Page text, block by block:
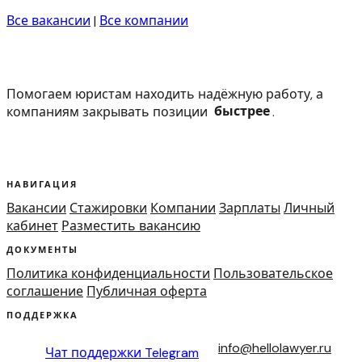
Все вакансии | Все компании
Помогаем юристам находить надёжную работу, а
компаниям закрывать позиции быстрее.
НАВИГАЦИЯ
Вакансии Стажировки Компании Зарплаты Личный
кабинет Разместить вакансию
ДОКУМЕНТЫ
Политика конфиденциальности Пользовательское
соглашение Публичная оферта
ПОДДЕРЖКА
Чат поддержки Telegram info@hellolawyer.ru